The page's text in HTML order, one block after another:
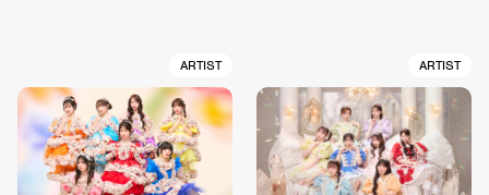
ARTIST ARTIST